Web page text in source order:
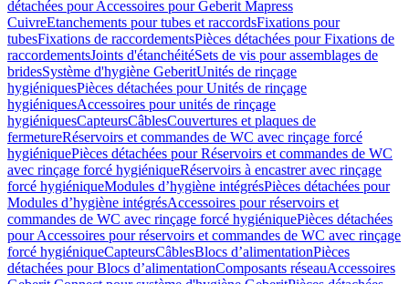
détachées pour Accessoires pour Geberit Mapress
CuivreEtanchements pour tubes et raccordsFixations pour
tubesFixations de raccordementsPièces détachées pour Fixations de
raccordementsJoints d'étanchéitéSets de vis pour assemblages de
bridesSystème d'hygiène GeberitUnités de rinçage
hygiéniquesPièces détachées pour Unités de rinçage
hygiéniquesAccessoires pour unités de rinçage
hygiéniquesCapteursCâblesCouvertures et plaques de
fermetureRéservoirs et commandes de WC avec rinçage forcé
hygiéniquePièces détachées pour Réservoirs et commandes de WC
avec rinçage forcé hygiéniqueRéservoirs à encastrer avec rinçage
forcé hygiéniqueModules d’hygiène intégrésPièces détachées pour
Modules d’hygiène intégrésAccessoires pour réservoirs et
commandes de WC avec rinçage forcé hygiéniquePièces détachées
pour Accessoires pour réservoirs et commandes de WC avec rinçage
forcé hygiéniqueCapteursCâblesBlocs d’alimentationPièces
détachées pour Blocs d’alimentationComposants réseauAccessoires